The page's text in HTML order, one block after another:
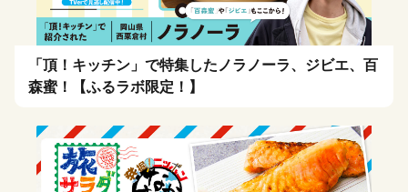
「頂！キッチン」で特集したノラノーラ、ジビエ、百
森蜜！【ふるラボ限定！】